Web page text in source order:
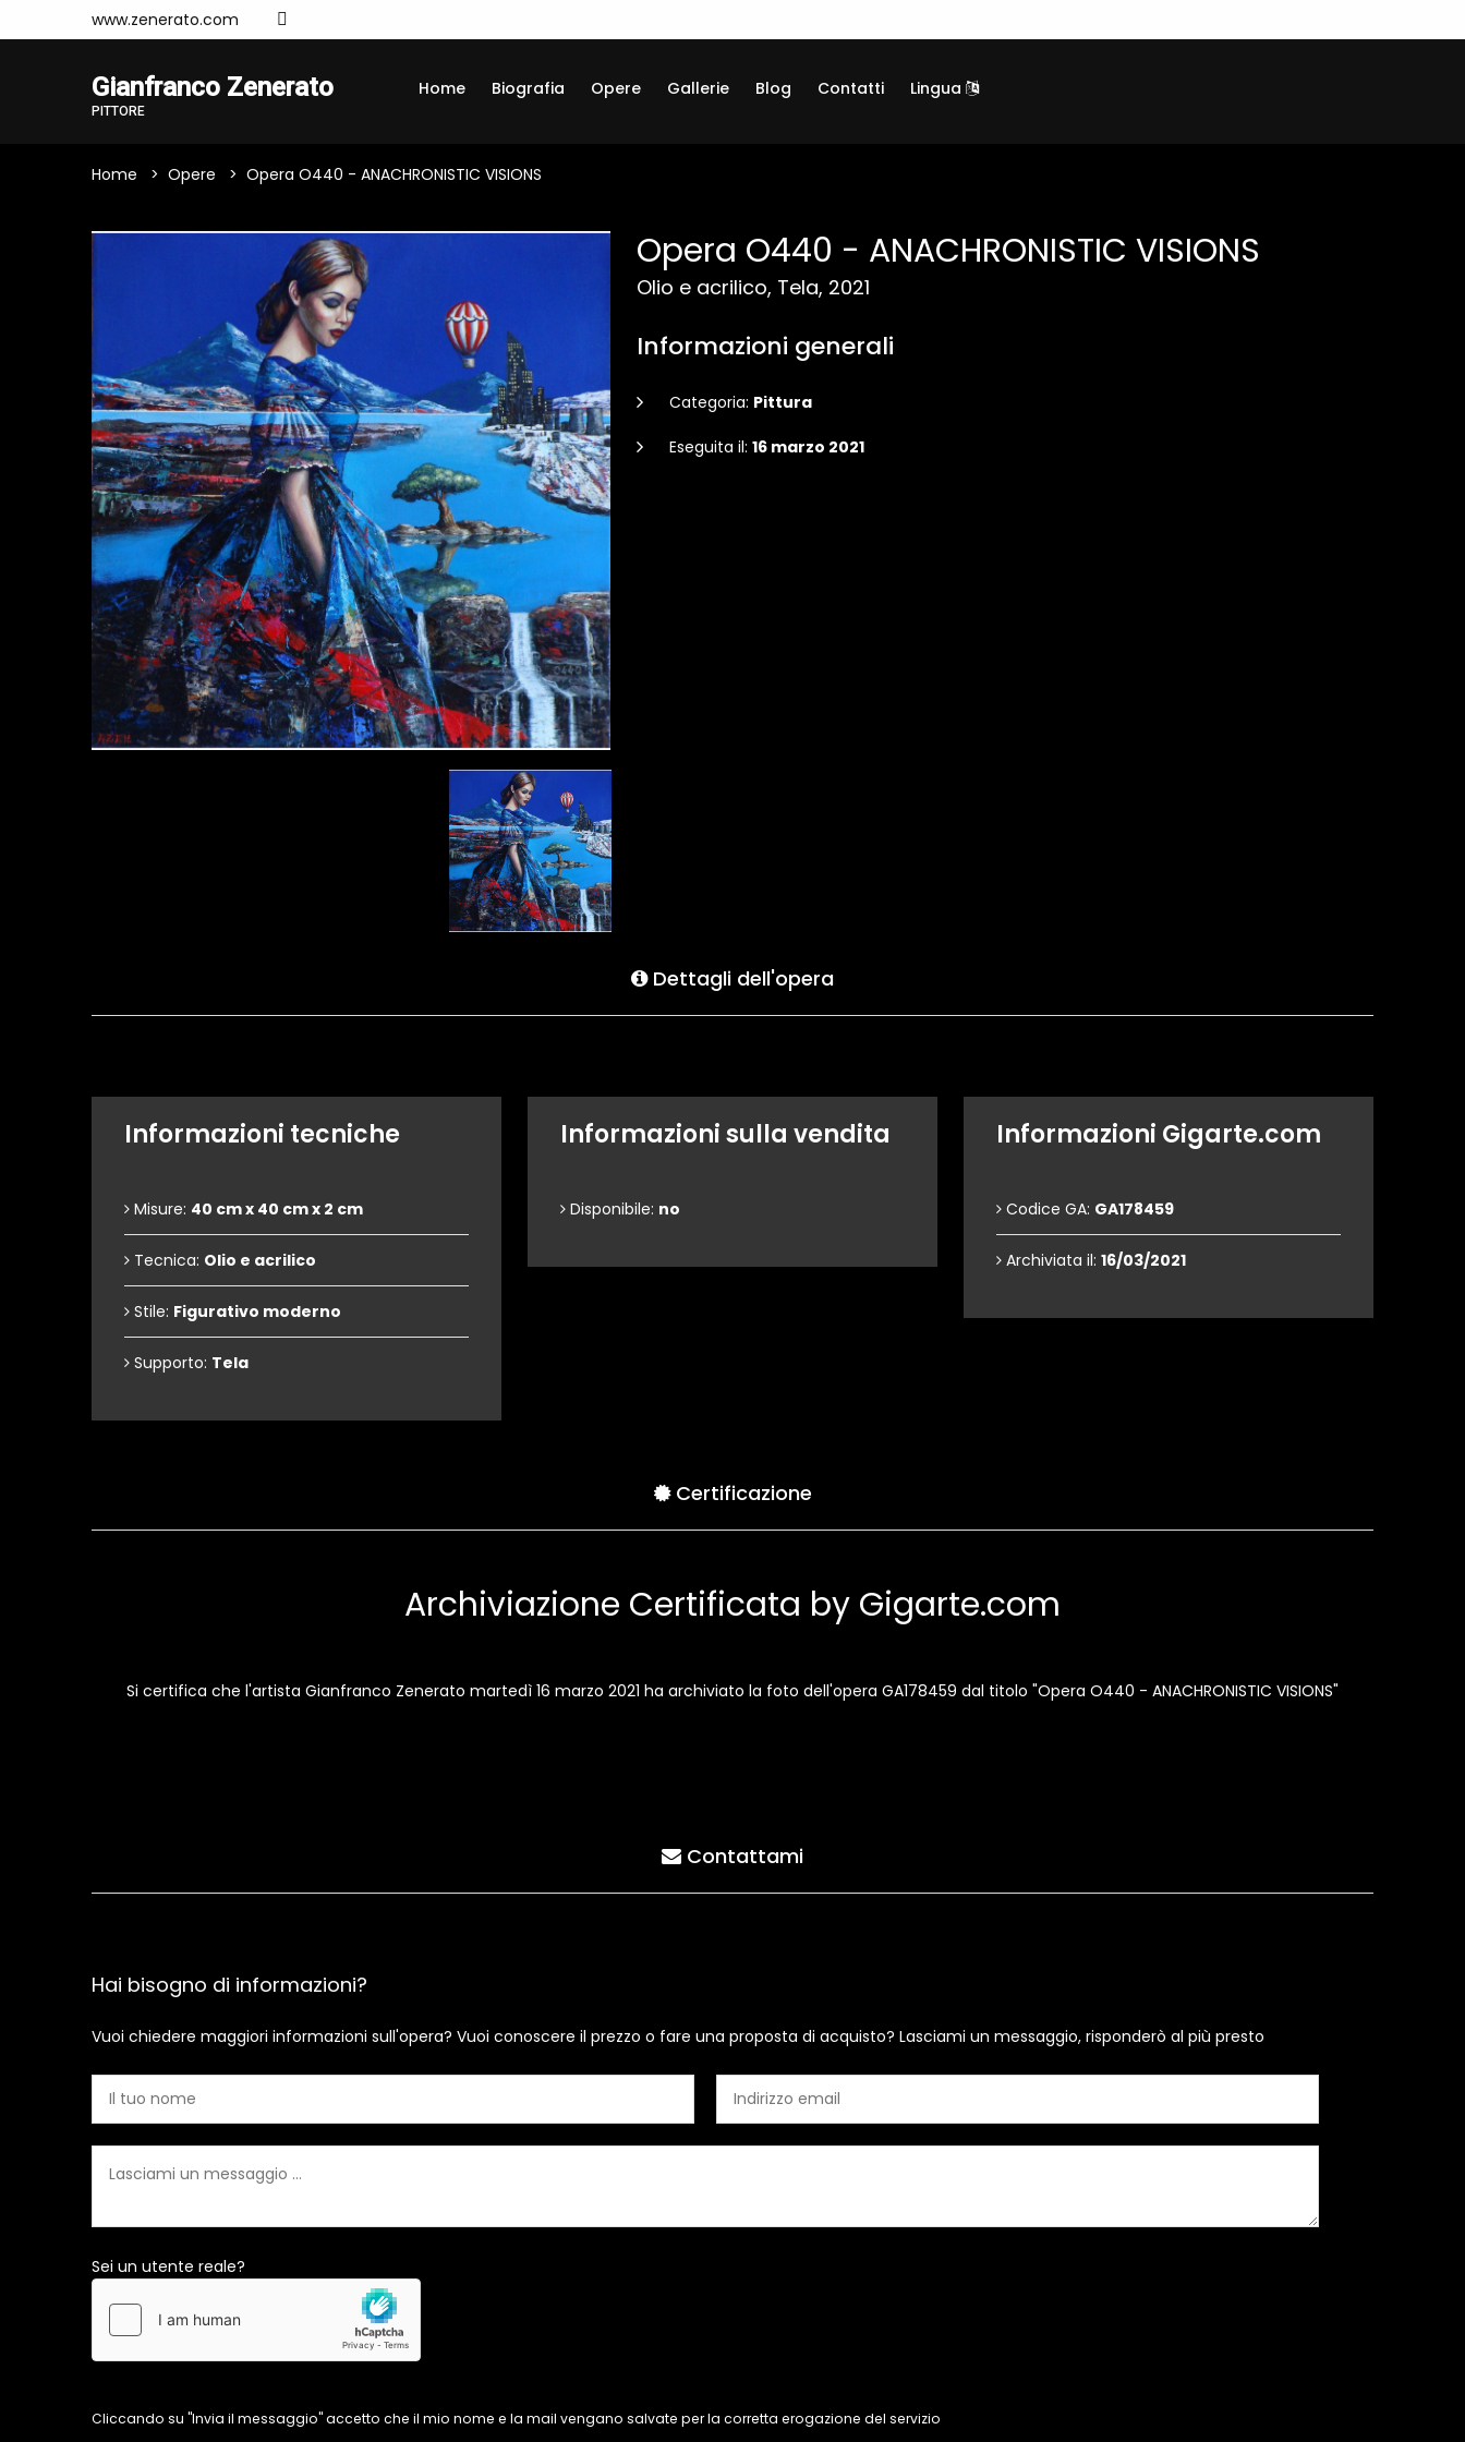
www.zenerato.com
Gianfranco Zenerato
PITTORE
Home Biografia Opere Gallerie Blog Contatti Lingua
Home Opere Opera O440 - ANACHRONISTIC VISIONS
Opera O440 - ANACHRONISTIC VISIONS
Olio e acrilico, Tela, 2021
Informazioni generali
Categoria: Pittura
Eseguita il: 16 marzo 2021
Dettagli dell'opera
Informazioni tecniche
Misure: 40 cm x 40 cm x 2 cm
Tecnica: Olio e acrilico
Stile: Figurativo moderno
Supporto: Tela
Informazioni sulla vendita
Disponibile: no
Informazioni Gigarte.com
Codice GA: GA178459
Archiviata il: 16/03/2021
Certificazione
Archiviazione Certificata by Gigarte.com
Si certifica che l'artista Gianfranco Zenerato martedì 16 marzo 2021 ha archiviato la foto dell'opera GA178459 dal titolo "Opera O440 - ANACHRONISTIC VISIONS"
Contattami
Hai bisogno di informazioni?
Vuoi chiedere maggiori informazioni sull'opera? Vuoi conoscere il prezzo o fare una proposta di acquisto? Lasciami un messaggio, risponderò al più presto
Sei un utente reale?
Cliccando su "Invia il messaggio" accetto che il mio nome e la mail vengano salvate per la corretta erogazione del servizio